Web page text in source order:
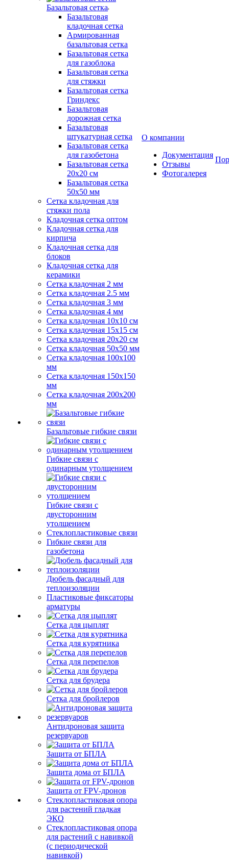
Базальтовая сетка
Базальтовая
кладочная сетка
Армированная
базальтовая сетка
Базальтовая сетка
для газоблока
Базальтовая сетка
для стяжки
Базальтовая сетка
Гриндекс
Базальтовая
дорожная сетка
Базальтовая
штукатурная сетка
Базальтовая сетка
для газобетона
Базальтовая сетка
20x20 см
Базальтовая сетка
50x50 мм
Сетка кладочная для
стяжки пола
Кладочная сетка оптом
Кладочная сетка для
кирпича
Кладочная сетка для
блоков
Кладочная сетка для
керамики
Сетка кладочная 2 мм
Сетка кладочная 2.5 мм
Сетка кладочная 3 мм
Сетка кладочная 4 мм
Сетка кладочная 10x10 см
Сетка кладочная 15x15 см
Сетка кладочная 20x20 см
Сетка кладочная 50x50 мм
Сетка кладочная 100x100
мм
Сетка кладочная 150x150
мм
Сетка кладочная 200x200
мм
Базальтовые гибкие связи
Гибкие связи с
одинарным утолщением
Гибкие связи с
двусторонним
утолщением
Стеклопластиковые связи
Гибкие связи для
газобетона
Дюбель фасадный для
теплоизоляции
Пластиковые фиксаторы
арматуры
Сетка для цыплят
Сетка для курятника
Сетка для перепелов
Сетка для брудера
Сетка для бройлеров
Антидроновая защита
резервуаров
Защита от БПЛА
Защита дома от БПЛА
Защита от FPV-дронов
Стеклопластиковая опора
для растений гладкая
ЭКО
Стеклопластиковая опора
для растений с навивкой
(с периодической
навивкой)
О компании
Документация
Отзывы
Фотогалерея